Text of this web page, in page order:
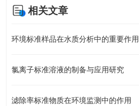
相关文章
环境标准样品在水质分析中的重要作用
氯离子标准溶液的制备与应用研究
滤除率标准物质在环境监测中的作用